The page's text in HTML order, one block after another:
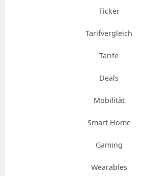
Ticker
Tarifvergleich
Tarife
Deals
Mobilität
Smart Home
Gaming
Wearables